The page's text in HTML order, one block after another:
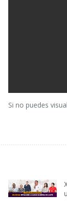
Si no puedes